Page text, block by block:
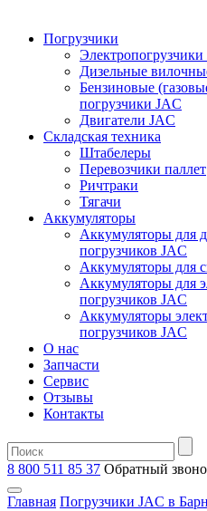
Погрузчики
Электропогрузчики
Дизельные
Бензиновые
погрузчики JAC
Двигатели JAC
Складская техника
Штабелеры
Перевозчики паллет
Ричтраки
Тягачи
Аккумуляторы
Аккумуляторы для
погрузчиков JAC
Аккумуляторы для
Аккумуляторы для
погрузчиков JAC
Аккумуляторы
погрузчиков JAC
О нас
Запчасти
Сервис
Отзывы
Контакты
8 800 511 85 37 Oбратный
Главная Погрузчики JAC в